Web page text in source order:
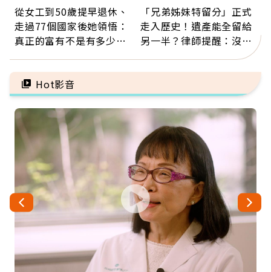
從女工到50歲提早退休、
走過77個國家後她領悟：
真正的富有不是有多少
自由
「兄弟姊妹特留分」正式
走入歷史！遺產能全留給
另一半？律師提醒：沒做
Hot影音